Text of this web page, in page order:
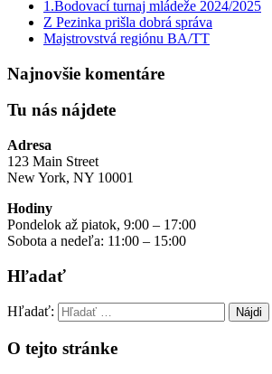
1.Bodovací turnaj mládeže 2024/2025
Z Pezinka prišla dobrá správa
Majstrovstvá regiónu BA/TT
Najnovšie komentáre
Tu nás nájdete
Adresa
123 Main Street
New York, NY 10001
Hodiny
Pondelok až piatok, 9:00 – 17:00
Sobota a nedeľa: 11:00 – 15:00
Hľadať
Hľadať:
O tejto stránke